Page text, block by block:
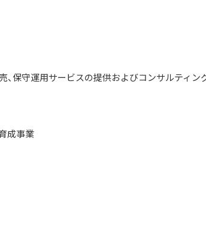
、保守運用サービスの提供およびコンサルティン
成事業